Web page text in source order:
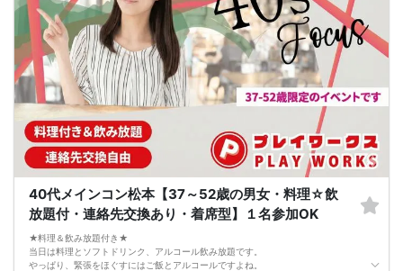
男女共に『良いご縁があれば♡この夏迄に素敵な恋人が欲しいと考えている！』
独身男女
スターライト様ご協力♡女性様に出逢いの応援キャンペーン特別価格1名3,000円
通常入場料金4,500円が1500円もお得にビア入場出来ちゃいます♪
【注意事項】
@飲食→有り/ビュッフェお料理食べ放題＆飲み放題(解散後も無料二次会可能/21
時まで無料)
@お仕事等で17時15分のスタート間に合わない方は事前にお知らせ下さい。途中
参加OK
@提携駐車場はありません・最寄りコインパーキングor公共交通機関をご利用く
ださい(飲酒運転は禁止です！)
＠服装自由
@現在の人数のお問い合わせは、ルールにて回答出来ないのでご遠慮下さい
※2対2テーブル×最大8テーブル制限
※男女比率±2名以内調整・異常な男女比率は御座いません
@中止判断タイミング→開催前日の20:00までに最少催行人数に満たない場合
@日程を確認してご予約ください。『２回連続キャンセル』は以後自動ネットフ
ィルターにて当社婚活に参加出来ません
40代メインコン松本【37～52歳の男女・料理☆飲
放題付・連絡先交換あり・着席型】１名参加OK
★料理＆飲み放題付き★
当日は料理とソフトドリンク、アルコール飲み放題です。
やっぱり、緊張をほぐすにはご飯とアルコールですよね。